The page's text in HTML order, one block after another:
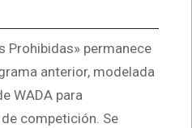
Prohibidas» permanece
anterior, modelada
WADA para
competición. Se